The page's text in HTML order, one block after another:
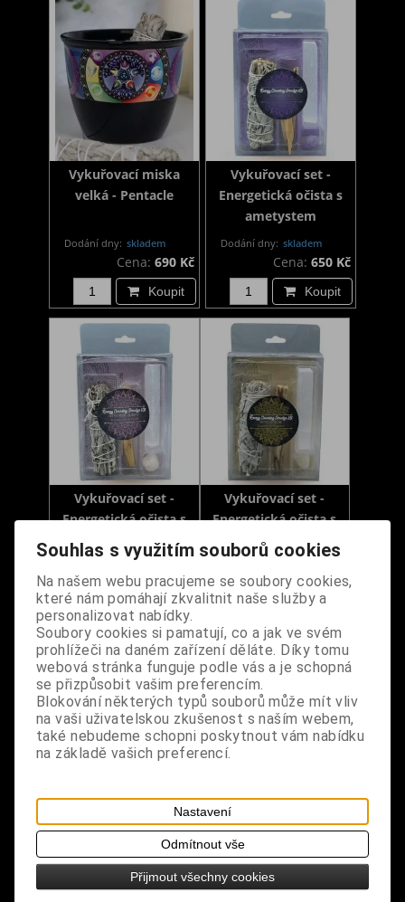
Vykuřovací miska
velká - Pentacle
Dodání dny: skladem
Cena: 690 Kč
Koupit
Vykuřovací set -
Energetická očista s
ametystem
Dodání dny: skladem
Cena: 650 Kč
Koupit
Vykuřovací set -
Energetická očista s
růženínem
Cena:650 Kč
Koupit
Vykuřovací set -
Energetická očista s
citrínem
Cena:650 Kč
Vykuřovací set -
Energetická očista s
fluoritem
Dodání dny:skladem
Vykuřovací set -
Energetická očista s
amazonitem
Dodání dny:skladem
Souhlas s využitím souborů cookies
Na našem webu pracujeme se soubory cookies,
které nám pomáhají zkvalitnit naše služby a
personalizovat nabídky.
Soubory cookies si pamatují, co a jak ve svém
prohlížeči na daném zařízení děláte. Díky tomu
webová stránka funguje podle vás a je schopná
se přizpůsobit vašim preferencím.
Blokování některých typů souborů může mít vliv
na vaši uživatelskou zkušenost s naším webem,
také nebudeme schopni poskytnout vám nabídku
na základě vašich preferencí.
Nastavení
Odmítnout vše
Přijmout všechny cookies